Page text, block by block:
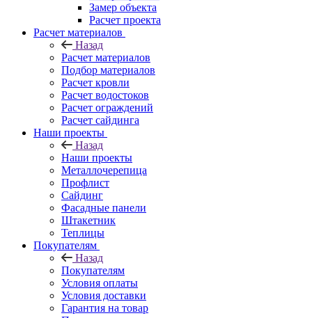
Замер объекта
Расчет проекта
Расчет материалов
Назад
Расчет материалов
Подбор материалов
Расчет кровли
Расчет водостоков
Расчет ограждений
Расчет сайдинга
Наши проекты
Назад
Наши проекты
Металлочерепица
Профлист
Сайдинг
Фасадные панели
Штакетник
Теплицы
Покупателям
Назад
Покупателям
Условия оплаты
Условия доставки
Гарантия на товар